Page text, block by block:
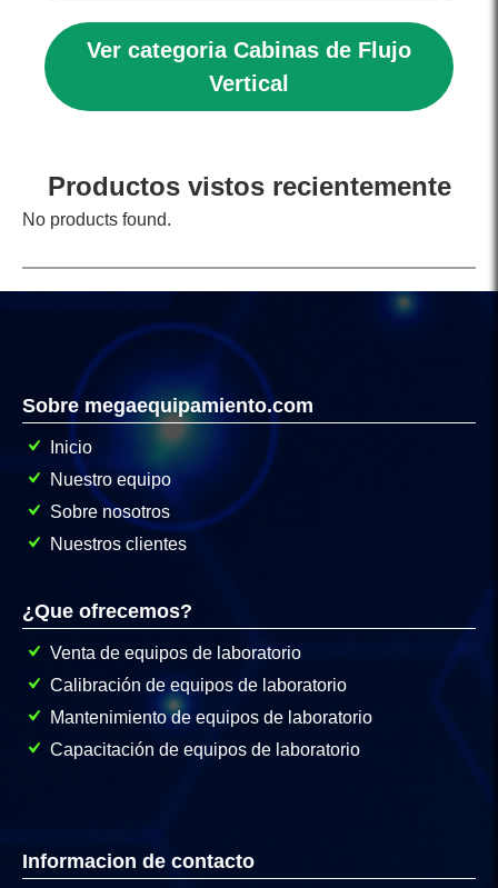
Ver categoria Cabinas de Flujo
Vertical
Productos vistos recientemente
No products found.
Sobre megaequipamiento.com
Inicio
Nuestro equipo
Sobre nosotros
Nuestros clientes
¿Que ofrecemos?
Venta de equipos de laboratorio
Calibración de equipos de laboratorio
Mantenimiento de equipos de laboratorio
Capacitación de equipos de laboratorio
Informacion de contacto